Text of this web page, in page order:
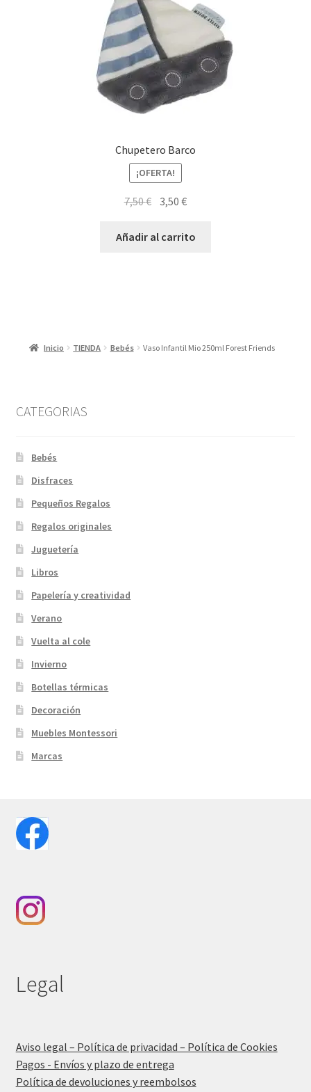
Chupetero Barco
¡OFERTA!
7,50€ El
original
3,50€El
actual
Añadir al carrito
Inicio TIENDA Bebés Vaso Infantil Mio 250ml Forest Friends
CATEGORIAS
Bebés
Disfraces
Pequeños Regalos
Regalos originales
Juguetería
Libros
Papelería y creatividad
Verano
Vuelta al cole
Invierno
Botellas térmicas
Decoración
Muebles Montessori
Marcas
Legal
Aviso legal – Política de privacidad – Política de Cookies
Pagos - Envíos y plazo de entrega
Política de devoluciones y reembolsos